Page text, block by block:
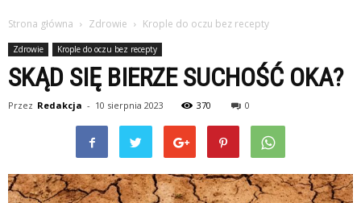
Strona główna Zdrowie Krople do oczu bez recepty
Zdrowie Krople do oczu bez recepty
SKĄD SIĘ BIERZE SUCHOŚĆ OKA?
Przez Redakcja - 10 sierpnia 2023 370 0